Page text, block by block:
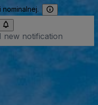
new notification